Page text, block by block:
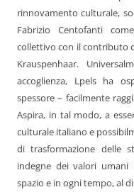
rinnovamento culturale,
Fabrizio Centofanti
collettivo con il contributo
Krauspenhaar.
accoglienza, Lpels ha
spessore – facilmente
Aspira, in tal modo, a
culturale italiano e
di trasformazione delle
indegne dei valori
spazio e in ogni tempo, al